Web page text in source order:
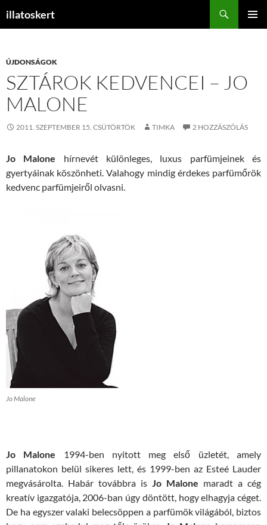
illatoskert
ÚJDONSÁGOK
SZTÁROK KEDVENCEI – JO
MALONE
2011. SZEPTEMBER 15. CSÜTÖRTÖK TIMKA 2 HOZZÁSZÓLÁS
Jo Malone hírnevét különleges, luxus parfümjeinek és
gyertyáinak köszönheti. Valahogy mindig érdekes parfümőrök
kedvenc parfümjeiről olvasni.
Jo Malone
Jo Malone 1994-ben nyitott meg első üzletét, amely
pillanatokon belül sikeres lett, és 1999-ben az Esteé Lauder
megvásárolta. Habár továbbra is Jo Malone maradt a cég
kreatív igazgatója, 2006-ban úgy döntött, hogy elhagyja céget.
De ha egyszer valaki belecsöppen a parfümök világából, biztos